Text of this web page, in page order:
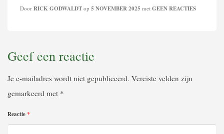
Door RICK GODWALDT op 5 NOVEMBER 2025 met GEEN REACTIES
Geef een reactie
Je e-mailadres wordt niet gepubliceerd. Vereiste velden zijn
gemarkeerd met *
Reactie*